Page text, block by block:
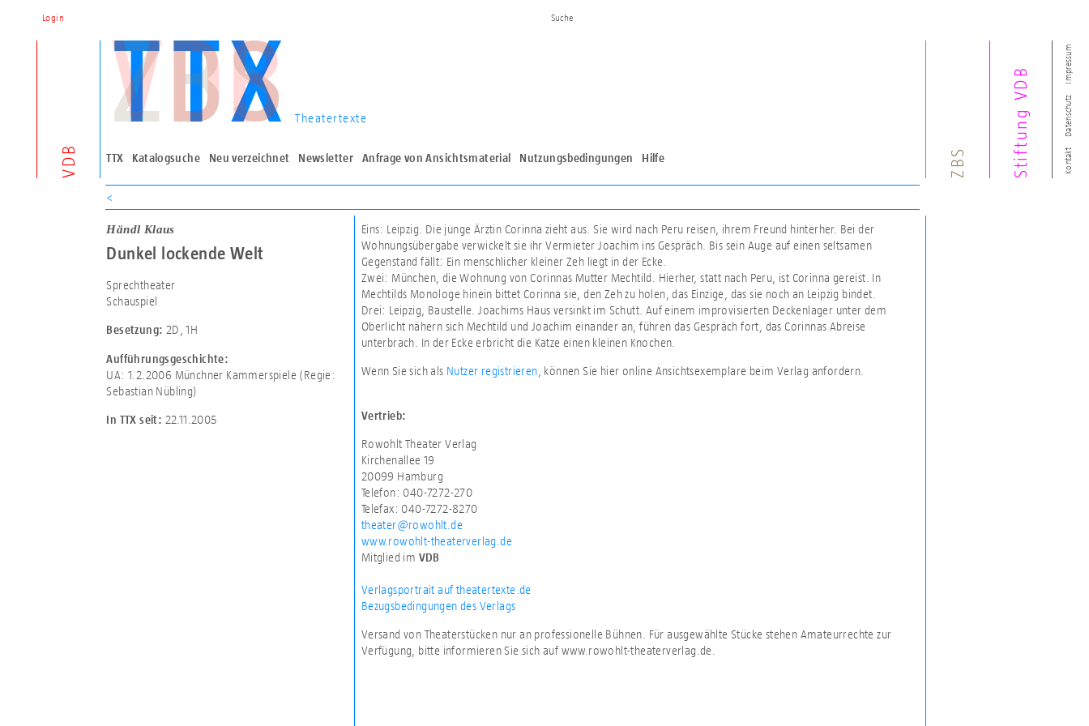
Kontakt
Datenschutz
Impressum
VDB
Theatertexte
TTX Katalogsuche Neu verzeichnet Newsletter Anfrage von Ansichtsmaterial Nutzungsbedingungen Hilfe ZBS Stiftung VDB
Login
<
Händl Klaus
Dunkel lockende Welt
Sprechtheater
Schauspiel
Besetzung: 2D ,1H
Aufführungsgeschichte:
UA: 1.2.2006 Münchner Kammerspiele (Regie:
Sebastian Nübling)
In TTX seit: 22.11.2005
Eins: Leipzig. Die junge Ärztin Corinna zieht aus. Sie wird nach Peru reisen, ihrem Freund hinterher. Bei der
Wohnungsübergabe verwickelt sie ihr Vermieter Joachim ins Gespräch. Bis sein Auge auf einen seltsamen
Gegenstand fällt: Ein menschlicher kleiner Zeh liegt in der Ecke.
Zwei: München, die Wohnung von Corinnas Mutter Mechtild. Hierher, statt nach Peru, ist Corinna gereist. In
Mechtilds Monologe hinein bittet Corinna sie, den Zeh zu holen, das Einzige, das sie noch an Leipzig bindet.
Drei: Leipzig, Baustelle. Joachims Haus versinkt im Schutt. Auf einem improvisierten Deckenlager unter dem
Oberlicht nähern sich Mechtild und Joachim einander an, führen das Gespräch fort, das Corinnas Abreise
unterbrach. In der Ecke erbricht die Katze einen kleinen Knochen.
Wenn Sie sich als Nutzer registrieren , können Sie hier online Ansichtsexemplare beim Verlag anfordern.
Vertrieb:
Rowohlt Theater Verlag
Kirchenallee 19
20099 Hamburg
Telefon: 040-7272-270
Telefax: 040-7272-8270
theater@rowohlt.de
www.rowohlt-theaterverlag.de
Mitglied im VDB
Verlagsportrait auf theatertexte.de
Bezugsbedingungen des Verlags
Versand von Theaterstücken nur an professionelle Bühnen. Für ausgewählte Stücke stehen Amateurrechte zur
Verfügung, bitte informieren Sie sich auf www.rowohlt-theaterverlag.de.